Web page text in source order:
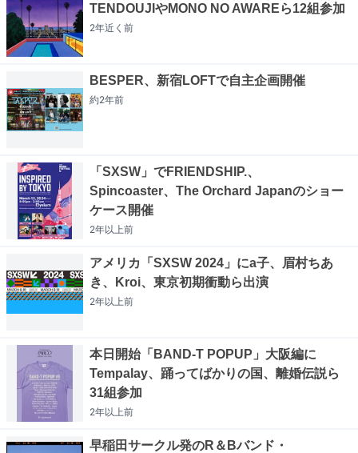
TENDOUJIやMONO NO AWAREら12組参加
2年近く 前
BESPER、新宿LOFTで自主企画開催
約2年前
「SXSW」でFRIENDSHIP.、
Spincoaster、The Orchard Japanのショー
ケース開催
2年以上前
アメリカ「SXSW 2024」にa子、眉村ちあ
き、Kroi、東京初期衝動ら出演
2年以上前
本日開始「BAND-T POPUP」大阪編に
Tempalay、踊ってばかりの国、離婚伝説ら
31組参加
2年以上前
早稲田サークル発のR＆Bバンド・